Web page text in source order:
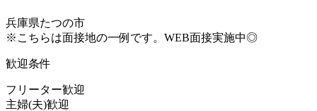
兵庫県たつの市
※こちらは面接地の一例です。WEB面接実施中◎
歓迎条件
フリーター歓迎
主婦(夫)歓迎